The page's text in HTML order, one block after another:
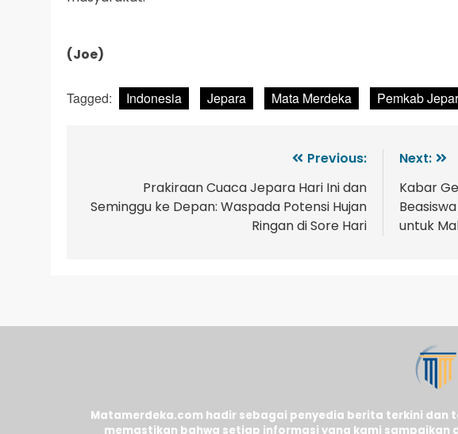
(Joe)
Tagged: Indonesia Jepara Mata Merdeka Pemkab
Previous:
Prakiraan Cuaca Jepara Hari Ini dan
Seminggu ke Depan: Waspada Potensi Hujan
Ringan di Sore Hari
Next:
Kabar
untuk
Matamerdeka.com hadir sebagai penyedia berita terkini
memastikan bahwa setiap informasi yang kami